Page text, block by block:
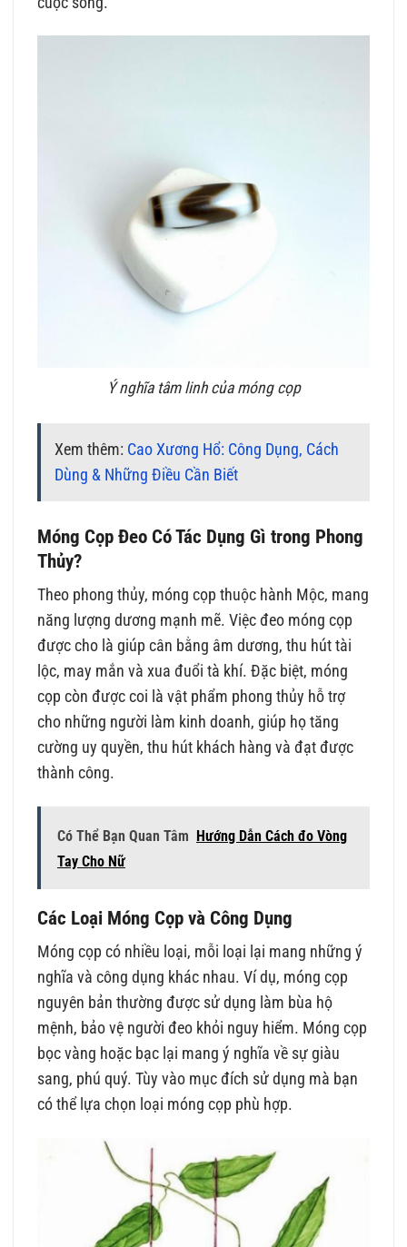
Ý nghĩa tâm linh của móng cọp
Xem thêm: Cao Xương Hổ: Công Dụng, Cách
Dùng & Những Điều Cần Biết
Móng Cọp Đeo Có Tác Dụng Gì trong Phong
Thủy?
Theo phong thủy, móng cọp thuộc hành Mộc, mang
năng lượng dương mạnh mẽ. Việc đeo móng cọp
được cho là giúp cân bằng âm dương, thu hút tài
lộc, may mắn và xua đuổi tà khí. Đặc biệt, móng
cọp còn được coi là vật phẩm phong thủy hỗ trợ
cho những người làm kinh doanh, giúp họ tăng
cường uy quyền, thu hút khách hàng và đạt được
thành công.
Có Thể Bạn Quan Tâm Hướng Dẫn Cách đo Vòng
Tay Cho Nữ
Các Loại Móng Cọp và Công Dụng
Móng cọp có nhiều loại, mỗi loại lại mang những ý
nghĩa và công dụng khác nhau. Ví dụ, móng cọp
nguyên bản thường được sử dụng làm bùa hộ
mệnh, bảo vệ người đeo khỏi nguy hiểm. Móng cọp
bọc vàng hoặc bạc lại mang ý nghĩa về sự giàu
sang, phú quý. Tùy vào mục đích sử dụng mà bạn
có thể lựa chọn loại móng cọp phù hợp.